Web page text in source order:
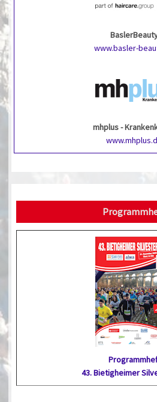
www.basler-
mhplus -
43. Bietig­heimer